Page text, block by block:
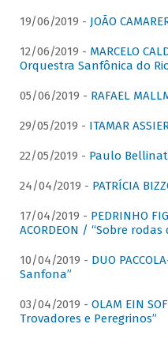
19/06/2019 - JOÃO
12/06/2019 - MARCELO
Orquestra Sanfônica do
05/06/2019 - RAFAEL
29/05/2019 - ITAMAR
22/05/2019 - Paulo
24/04/2019 - PATRÍCIA
17/04/2019 - PEDRINHO
ACORDEON / “Sobre
10/04/2019 - DUO
Sanfona”
03/04/2019 - OLAM EIN
Trovadores e Peregrinos”